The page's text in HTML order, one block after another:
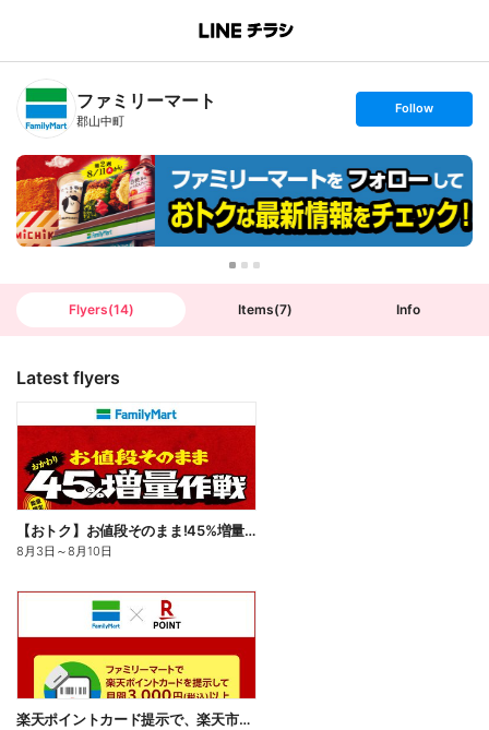
B
n
T
ファミリーマート
郡山中町
s
t
o
l
l
o
w
Follow
Flyers(14) Items(7) Info
Latest flyers
【おトク】お値段そのまま!45%増量作戦!
8月3日 ～8月10日
楽天ポイントカード提示で、楽天市場でのお買い物がおトクに!